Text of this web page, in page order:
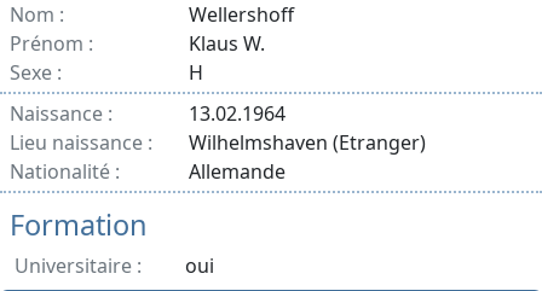
Nom :
Wellershoff
Prénom :
Klaus W.
Sexe :
H
Naissance :
13.02.1964
Lieu naissance :
Wilhelmshaven (Etranger)
Nationalité :
Allemande
Formation
Universitaire :
oui